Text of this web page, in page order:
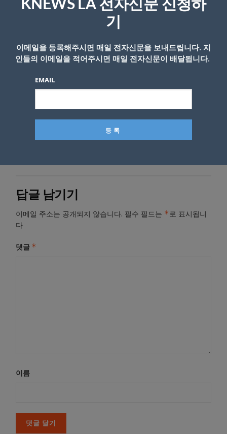
퇴역군인을 위한 ‘골든 베어 패스(Golden Bear
Pass)’와 ‘베테런스 패스(Veterans Pass)’ 등 다
다.
- Copyright © KNEWSLA.COM, 무단 전재 및 재배포 금지
답글 남기기
이메일 주소는 공개되지 않습니다. 필수 필드는 *로 표시됩니
다
댓글 *
이름
KNEWS LA 전자신문 신청하
기
이메일을 등록해주시면 매일 전자신문을 보내드립니다. 지
인들의 이메일을 적어주시면 매일 전자신문이 배달됩니다.
EMAIL